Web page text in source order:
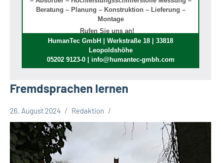
Beratung – Planung – Konstruktion – Lieferung –
Montage
Rufen Sie uns an!
HumanTec GmbH | Werkstraße 18 | 33818
Leopoldshöhe
05202 9123-0 | info@humantec-gmbh.com
Fremdsprachen lernen
Bielefeld
Veranstaltungen
26. August 2024 Redaktion